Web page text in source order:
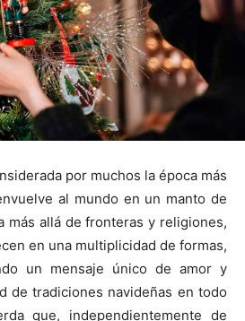
por muchos la época más
al mundo en un manto de
más allá de fronteras y religiones,
en una multiplicidad de formas,
un mensaje único de amor y
de tradiciones navideñas en todo
que, independientemente de